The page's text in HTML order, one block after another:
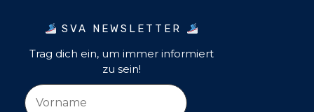
SVA NEWSLETTER
Trag dich ein, um immer informiert
zu sein!